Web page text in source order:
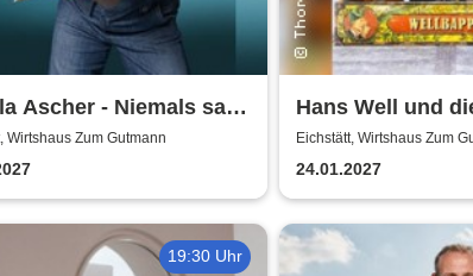
Ascher - Niemals satt
Leben
Wirtshaus Zum Gutmann
Hans Well und
- im Rahmen der
Kabaretttage
Eichstätt, Wirtshaus Zum
24.01.2027
19:30 Uhr